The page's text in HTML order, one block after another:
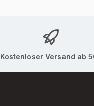
Kostenloser Versand ab